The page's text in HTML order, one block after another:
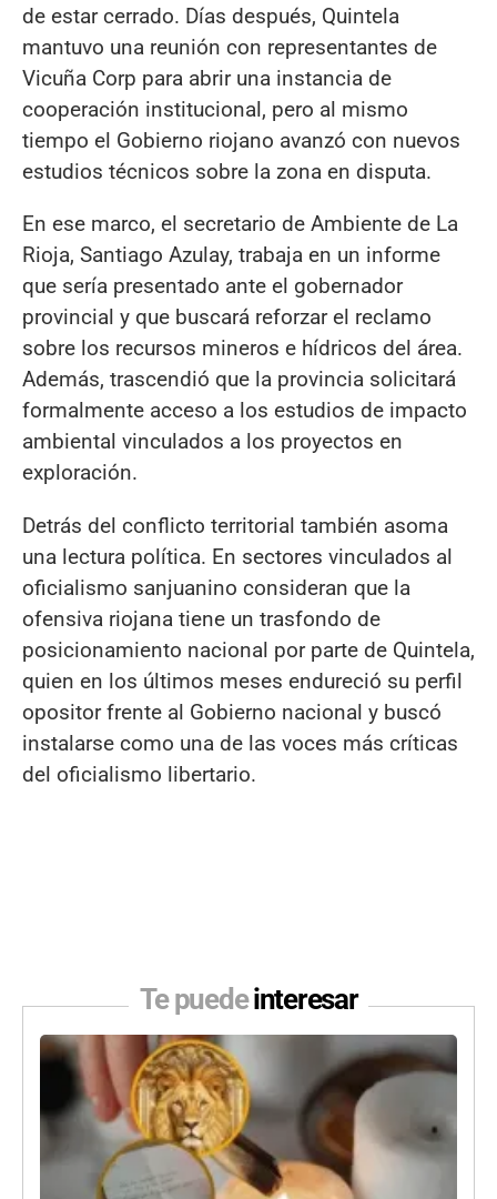
de estar cerrado. Días después, Quintela
mantuvo una reunión con representantes de
Vicuña Corp para abrir una instancia de
cooperación institucional, pero al mismo
tiempo el Gobierno riojano avanzó con nuevos
estudios técnicos sobre la zona en disputa.
En ese marco, el secretario de Ambiente de La
Rioja, Santiago Azulay, trabaja en un informe
que sería presentado ante el gobernador
provincial y que buscará reforzar el reclamo
sobre los recursos mineros e hídricos del área.
Además, trascendió que la provincia solicitará
formalmente acceso a los estudios de impacto
ambiental vinculados a los proyectos en
exploración.
Detrás del conflicto territorial también asoma
una lectura política. En sectores vinculados al
oficialismo sanjuanino consideran que la
ofensiva riojana tiene un trasfondo de
posicionamiento nacional por parte de Quintela,
quien en los últimos meses endureció su perfil
opositor frente al Gobierno nacional y buscó
instalarse como una de las voces más críticas
del oficialismo libertario.
Te puedeinteresar